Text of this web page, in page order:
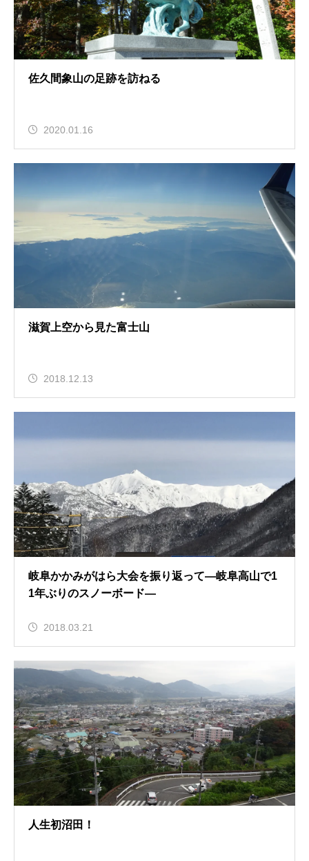
佐久間象山の足跡を訪ねる
2020.01.16
滋賀上空から見た富士山
2018.12.13
岐阜かかみがはら大会を振り返って—岐阜高山で1
1年ぶりのスノーボード—
2018.03.21
人生初沼田！